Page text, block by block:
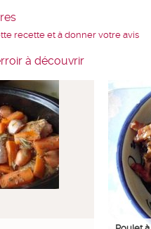
recette et à donner votre avis
à découvrir